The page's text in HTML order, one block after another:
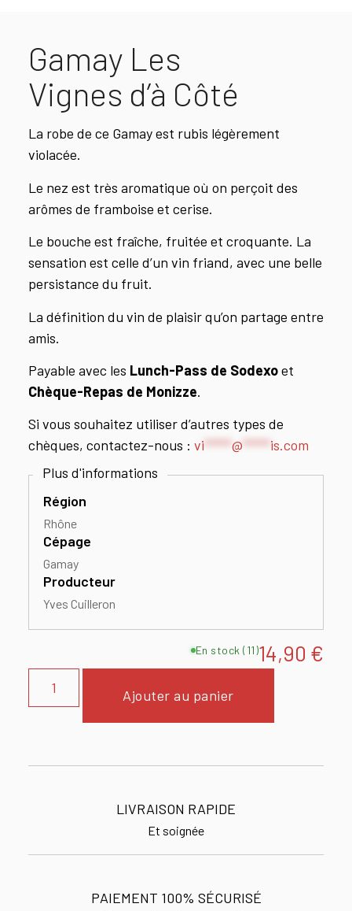
Gamay Les
Vignes d’à Côté
La robe de ce Gamay est rubis légèrement
violacée.
Le nez est très aromatique où on perçoit des
arômes de framboise et cerise.
Le bouche est fraîche, fruitée et croquante. La
sensation est celle d’un vin friand, avec une belle
persistance du fruit.
La définition du vin de plaisir qu’on partage entre
amis.
Payable avec les Lunch-Pass de Sodexoet
Chèque-Repas de Monizze.
Si vous souhaitez utiliser d’autres types de
chèques, contactez-nous : vi *****@ ***** is.com
Région
Rhône
Cépage
Gamay
Producteur
Yves Cuilleron
14,90 €
En stock (11)
Ajouter au panier
LIVRAISON RAPIDE
Et soignée
PAIEMENT 100% SÉCURISÉ